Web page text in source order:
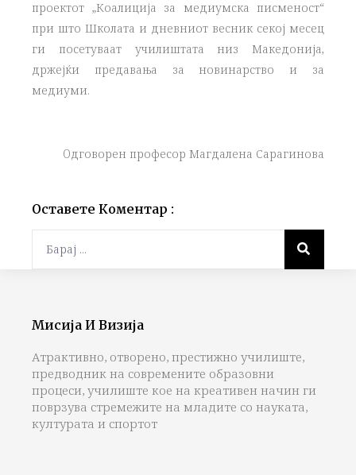
проектот „Коалиција за медиумска писменост“
при што Школата и дневниот весник секој месец
ги посетуваат училиштата низ Македонија,
држејќи предавања за новинарство и за
медиуми.
Oдговорен професор Магдалена Сарагинова
Оставете Коментар :
Мисија И Визија
Атрактивно, отворено, престижно училиште,
предводник на современите образовни
процеси, училиште кое на креативен начин ги
поврзува стремежите на младите со науката,
културата и спортот